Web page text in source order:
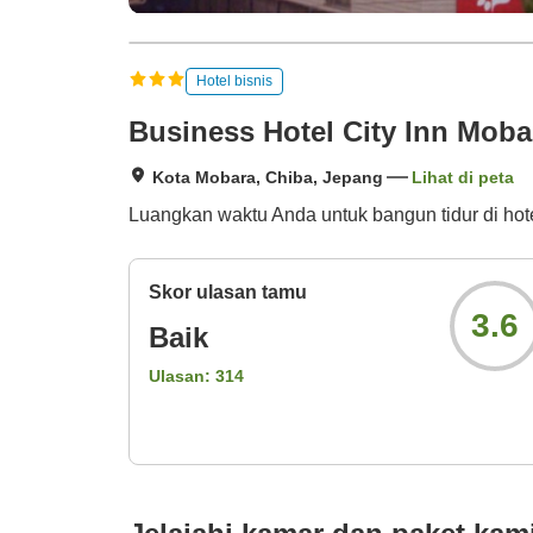
Hotel bisnis
Business Hotel City Inn
Kota Mobara, Chiba, Jepang Lihat di peta
Luangkan waktu Anda untuk bangun tidur di
Skor ulasan tamu
Baik
Ulasan: 314
3.6